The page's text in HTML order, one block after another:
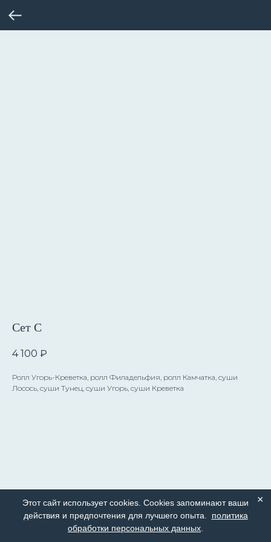
Сет С
4 100 ₽
Ролл Угорь-Креветка, ролл Филадельфия, ролл Камчатка, суши
Лосось, суши Тунец, суши Угорь, суши Креветка
×
Этот сайт использует cookies. Cookies запоминают ваши
действия и предпочтения для лучшего опыта.
политика
обработки персональных данных